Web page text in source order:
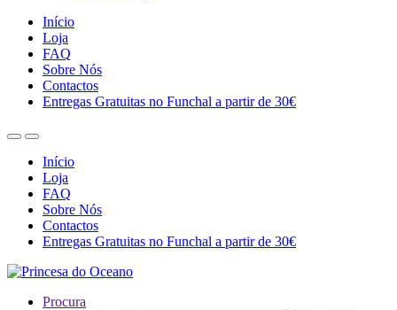
Início
Loja
FAQ
Sobre Nós
Contactos
Entregas Gratuitas no Funchal a partir de 30€
Início
Loja
FAQ
Sobre Nós
Contactos
Entregas Gratuitas no Funchal a partir de 30€
Procura